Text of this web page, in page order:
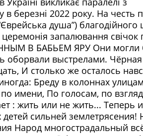
березні 2022 року. На честь
душа”) благодійного
церемонія запалювання свічок
В БАБЬЕМ ЯРУ Они могли
оборвали выстрелами.
И столько же осталось
Бреду в колоннах
имени, По голосам, по
: жить или не жить... Теперь
сильней землетрясения!
Народ многострадальный